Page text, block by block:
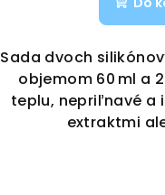
Sada dvoch
objemom 60 ml a
teplu, nepriľnavé a
extraktmi